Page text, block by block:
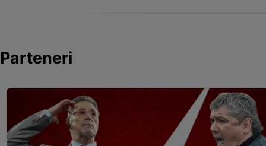
Parteneri